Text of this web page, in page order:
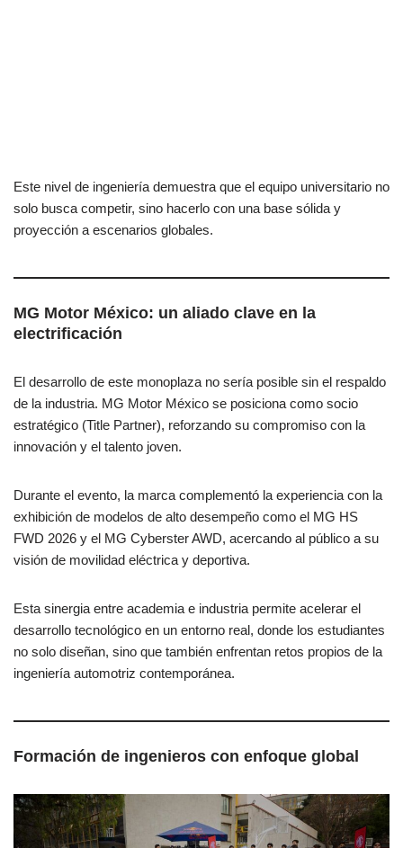
Este nivel de ingeniería demuestra que el equipo universitario no
solo busca competir, sino hacerlo con una base sólida y
proyección a escenarios globales.
MG Motor México: un aliado clave en la
electrificación
El desarrollo de este monoplaza no sería posible sin el respaldo
de la industria. MG Motor México se posiciona como socio
estratégico (Title Partner), reforzando su compromiso con la
innovación y el talento joven.
Durante el evento, la marca complementó la experiencia con la
exhibición de modelos de alto desempeño como el MG HS
FWD 2026 y el MG Cyberster AWD, acercando al público a su
visión de movilidad eléctrica y deportiva.
Esta sinergia entre academia e industria permite acelerar el
desarrollo tecnológico en un entorno real, donde los estudiantes
no solo diseñan, sino que también enfrentan retos propios de la
ingeniería automotriz contemporánea.
Formación de ingenieros con enfoque global